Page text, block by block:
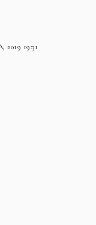
2019 19:31